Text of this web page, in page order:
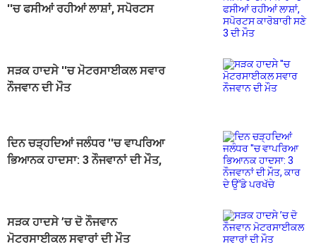
''ਚ ਫਸੀਆਂ ਰਹੀਆਂ ਲਾਸ਼ਾਂ, ਸਪੋਰਟਸ
ਸੜਕ ਹਾਦਸੇ ''ਚ ਮੋਟਰਸਾਈਕਲ ਸਵਾਰ
ਨੌਜਵਾਨ ਦੀ ਮੌਤ
ਦਿਨ ਚੜ੍ਹਦਿਆਂ ਜਲੰਧਰ ''ਚ ਵਾਪਰਿਆ
ਭਿਆਨਕ ਹਾਦਸਾ: 3 ਨੌਜਵਾਨਾਂ ਦੀ ਮੌਤ,
ਸੜਕ ਹਾਦਸੇ ’ਚ ਦੋ ਨੌਜਵਾਨ
ਮੋਟਰਸਾਈਕਲ ਸਵਾਰਾਂ ਦੀ ਮੌਤ